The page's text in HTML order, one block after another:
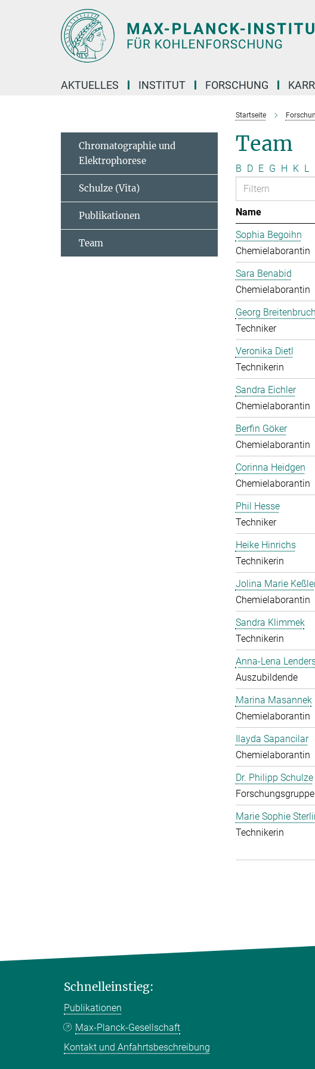
AKTUELLES INSTITUT FORSCHUNG
Startseite
Team
B D E G H K L
Name
Sophia Begoihn
Chemielaborantin
Sara Benabid
Chemielaborantin
Georg Breitenbruch
Techniker
Veronika Dietl
Technikerin
Sandra Eichler
Chemielaborantin
Berfin Göker
Chemielaborantin
Corinna Heidgen
Chemielaborantin
Phil Hesse
Techniker
Heike Hinrichs
Technikerin
Jolina Marie
Chemielaborantin
Sandra Klimmek
Technikerin
Anna-Lena
Auszubildende
Marina Masannek
Chemielaborantin
Ilayda Sapancilar
Chemielaborantin
Dr. Philipp Schulze
Marie Sophie
Technikerin
Chromatographie und
Elektrophorese
Schulze (Vita)
Publikationen
Team
Schnelleinstieg:
Publikationen
Max-Planck-Gesellschaft
Kontakt und Anfahrtsbeschreibung